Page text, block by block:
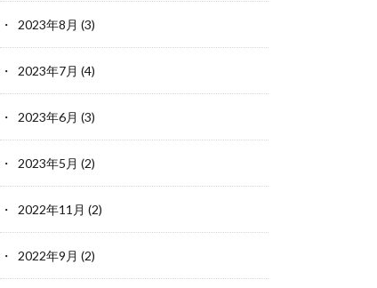
2023年8月 (3)
2023年7月 (4)
2023年6月 (3)
2023年5月 (2)
2022年11月 (2)
2022年9月 (2)